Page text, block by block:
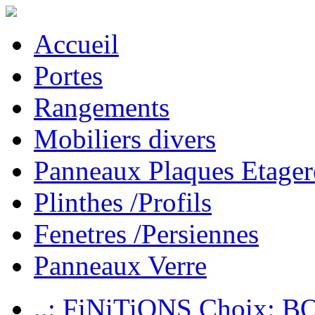
Accueil
Portes
Rangements
Mobiliers divers
Panneaux Plaques
Plinthes /Profils
Fenetres /Persiennes
Panneaux Verre
..: FiNiTiONS Choix: